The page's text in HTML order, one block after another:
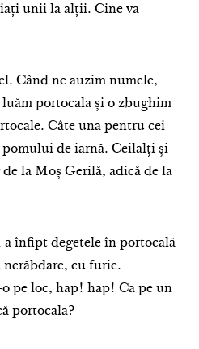
unii la alții. Cine va
Când ne auzim numele,
portocala și o zbughim
Câte una pentru cei
pomului de iarnă. Ceilalți și-
la Moș Gerilă, adică de la
a înfipt degetele în portocală
nerăbdare, cu furie.
pe loc, hap! hap! Ca pe un
portocala?